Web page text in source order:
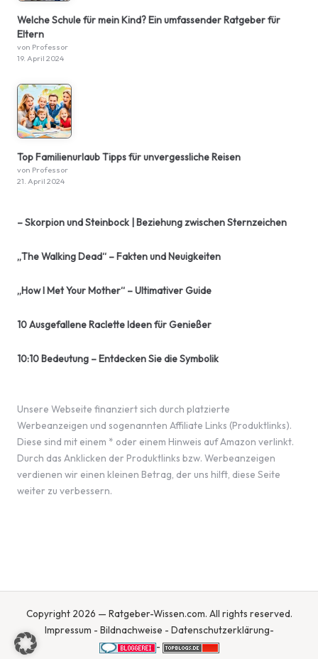
Welche Schule für mein Kind? Ein umfassender Ratgeber für
Eltern
von Professor
19. April 2024
Top Familienurlaub Tipps für unvergessliche Reisen
von Professor
21. April 2024
– Skorpion und Steinbock | Beziehung zwischen Sternzeichen
„The Walking Dead“ – Fakten und Neuigkeiten
„How I Met Your Mother“ – Ultimativer Guide
10 Ausgefallene Raclette Ideen für Genießer
10:10 Bedeutung – Entdecken Sie die Symbolik
Unsere Webseite finanziert sich durch platzierte
Werbeanzeigen und sogenannten Affiliate Links (Produktlinks).
Diese sind mit einem * oder einem Hinweis auf Amazon verlinkt.
Durch das Anklicken der Produktlinks bzw. Werbeanzeigen
verdienen wir einen kleinen Betrag, der uns hilft, diese Seite
weiter zu verbessern.
Copyright 2026 — Ratgeber-Wissen.com. All rights reserved.
Impressum - Bildnachweise - Datenschutzerklärung-
-